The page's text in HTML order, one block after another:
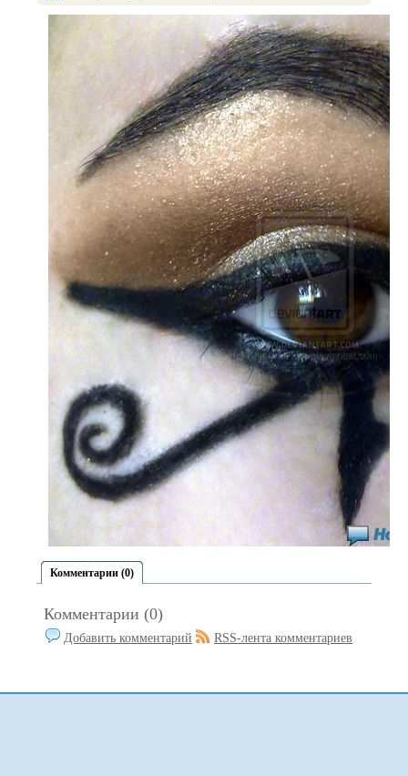
Комментарии (0)
Комментарии (0)
Добавить комментарий RSS-лента комментариев